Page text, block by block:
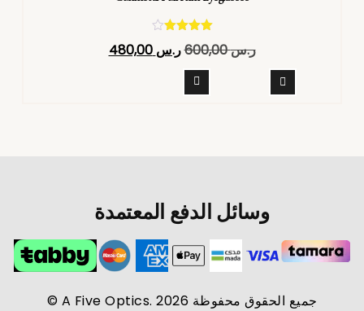
تم التقييم
4.40
ر.س600,00 ر.س 480,00
وسائل الدفع المعتمدة
جميع الحقوق محفوظة A Five Optics. 2026 ©